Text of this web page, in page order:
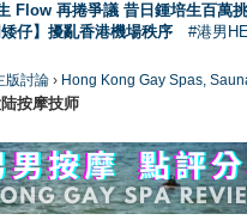
Flow 再捲爭議 昔日鍾培生百萬
仔】擾亂香港機場秩序 #港男
版討論 › Hong Kong Gay Spas,
按摩技师